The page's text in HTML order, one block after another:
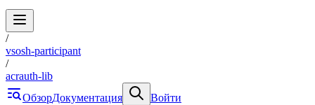
/
vsosh-participant
/
acrauth-lib
ОбзорДокументация
Войти